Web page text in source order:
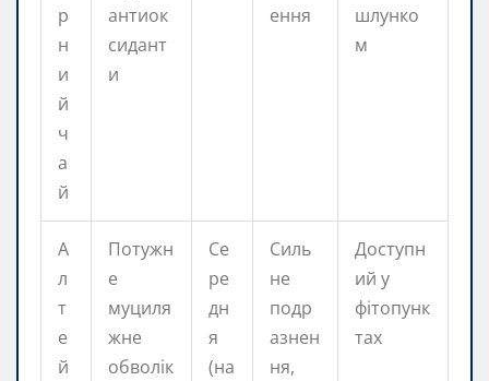
р
н
и
й
ч
а
й
антиок
сидант
и
ення
шлунко
м
А
л
т
е
й
Потужн
е
муциля
жне
обволік
Се
ре
дн
я
(на
Силь
не
подр
азнен
ня,
Доступн
ий у
фітопунк
тах